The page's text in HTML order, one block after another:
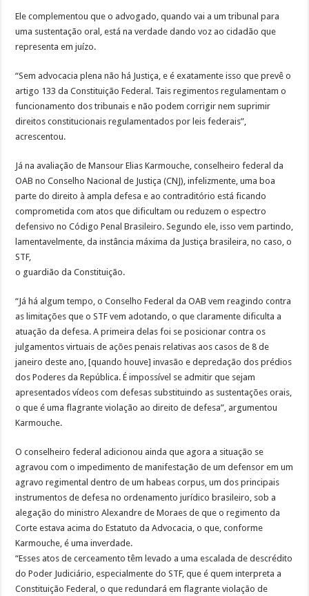
Ele complementou que o advogado, quando vai a um tribunal para
uma sustentação oral, está na verdade dando voz ao cidadão que
representa em juízo.
“Sem advocacia plena não há Justiça, e é exatamente isso que prevê o
artigo 133 da Constituição Federal. Tais regimentos regulamentam o
funcionamento dos tribunais e não podem corrigir nem suprimir
direitos constitucionais regulamentados por leis federais”,
acrescentou.
Já na avaliação de Mansour Elias Karmouche, conselheiro federal da
OAB no Conselho Nacional de Justiça (CNJ), infelizmente, uma boa
parte do direito à ampla defesa e ao contraditório está ficando
comprometida com atos que dificultam ou reduzem o espectro
defensivo no Código Penal Brasileiro. Segundo ele, isso vem partindo,
lamentavelmente, da instância máxima da Justiça brasileira, no caso, o
STF,
o guardião da Constituição.
“Já há algum tempo, o Conselho Federal da OAB vem reagindo contra
as limitações que o STF vem adotando, o que claramente dificulta a
atuação da defesa. A primeira delas foi se posicionar contra os
julgamentos virtuais de ações penais relativas aos casos de 8 de
janeiro deste ano, [quando houve] invasão e depredação dos prédios
dos Poderes da República. É impossível se admitir que sejam
apresentados vídeos com defesas substituindo as sustentações orais,
o que é uma flagrante violação ao direito de defesa”, argumentou
Karmouche.
O conselheiro federal adicionou ainda que agora a situação se
agravou com o impedimento de manifestação de um defensor em um
agravo regimental dentro de um habeas corpus, um dos principais
instrumentos de defesa no ordenamento jurídico brasileiro, sob a
alegação do ministro Alexandre de Moraes de que o regimento da
Corte estava acima do Estatuto da Advocacia, o que, conforme
Karmouche, é uma inverdade.
“Esses atos de cerceamento têm levado a uma escalada de descrédito
do Poder Judiciário, especialmente do STF, que é quem interpreta a
Constituição Federal, o que redundará em flagrante violação de